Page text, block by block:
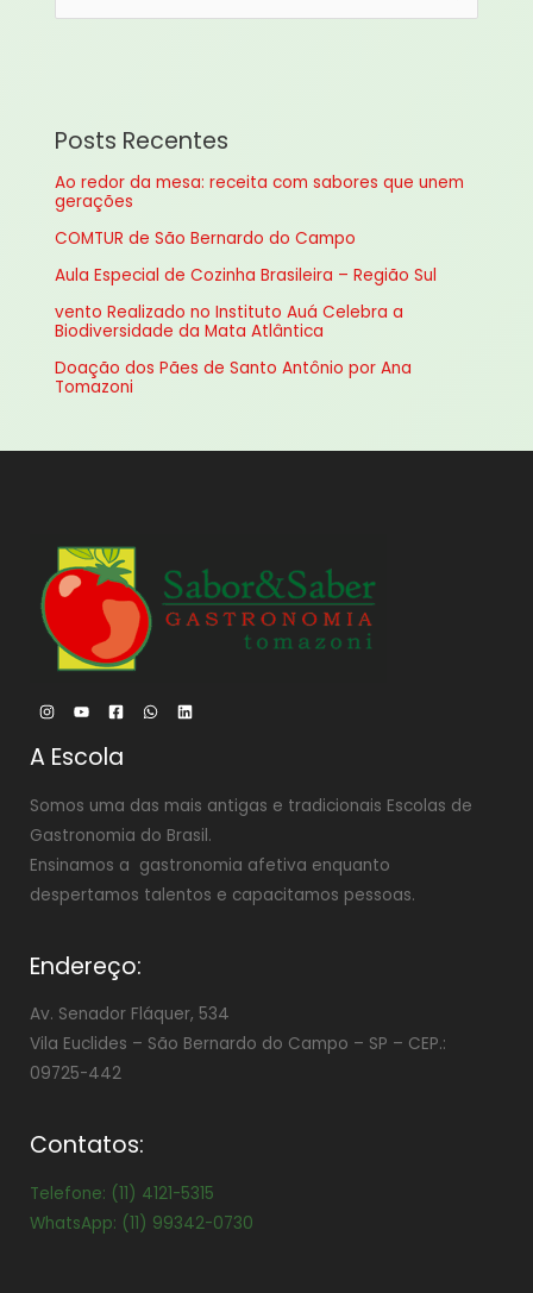
i
s
p
o
:
Posts Recentes
Ao redor da mesa: receita com sabores que unem
gerações
COMTUR de São Bernardo do Campo
Aula Especial de Cozinha Brasileira – Região Sul
vento Realizado no Instituto Auá Celebra a
Biodiversidade da Mata Atlântica
Doação dos Pães de Santo Antônio por Ana
Tomazoni
A Escola
Somos uma das mais antigas e tradicionais Escolas de
Gastronomia do Brasil.
Ensinamos a gastronomia afetiva enquanto
despertamos talentos e capacitamos pessoas.
Endereço:
Av. Senador Fláquer, 534
Vila Euclides – São Bernardo do Campo – SP – CEP.:
09725-442
Contatos:
Telefone: (11) 4121-5315
WhatsApp: (11) 99342-0730